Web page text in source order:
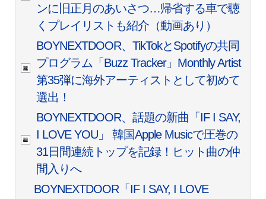
ンに旧正月のあいさつ…帰省する車で聴
くプレイリストも紹介（動画あり）
BOYNEXTDOOR、TikTokとSpotifyの共同
プログラム「Buzz Tracker」Monthly Artist
第35弾に海外アーティストとして初めて
選出！
BOYNEXTDOOR、話題の新曲「IF I SAY,
I LOVE YOU」 韓国Apple Musicで圧巻の
31日間連続トップを記録！ヒット曲の仲
間入りへ
BOYNEXTDOOR「IF I SAY, I LOVE